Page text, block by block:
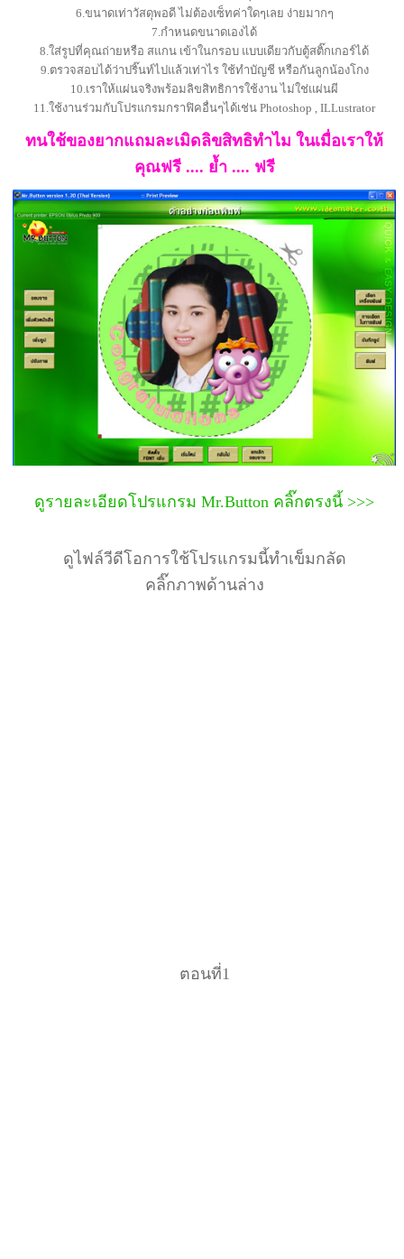
6.ขนาดเท่าวัสดุพอดี ไม่ต้องเซ็ทค่าใดๆเลย ง่ายมากๆ
7.กำหนดขนาดเองได้
8.ใส่รูปที่คุณถ่ายหรือ สแกน เข้าในกรอบ แบบเดียวกับตู้สติ๊กเกอร์ได้
9.ตรวจสอบได้ว่าปริ๊นท์ไปแล้วเท่าไร ใช้ทำบัญชี หรือกันลูกน้องโกง
10.เราให้แผ่นจริงพร้อมลิขสิทธิการใช้งาน ไม่ใช่แผ่นผี
11.ใช้งานร่วมกับโปรแกรมกราฟิคอื่นๆได้เช่น Photoshop , ILLustrator
ทนใช้ของยากแถมละเมิดลิขสิทธิทำไม ในเมื่อเราให้
คุณฟรี .... ย้ำ .... ฟรี
ดูรายละเอียดโปรแกรม Mr.Button คลิ๊กตรงนี้ >>>
ดูไฟล์วีดีโอการใช้โปรแกรมนี้ทำเข็มกลัด
คลิ๊กภาพด้านล่าง
ตอนที่1